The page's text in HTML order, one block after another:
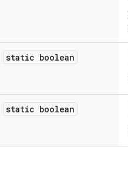
static boolean
static boolean